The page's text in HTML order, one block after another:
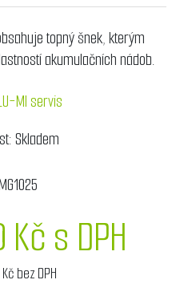
topný šnek, kterým
akumulačních nádob.
MI servis
Skladem
s DPH
bez DPH